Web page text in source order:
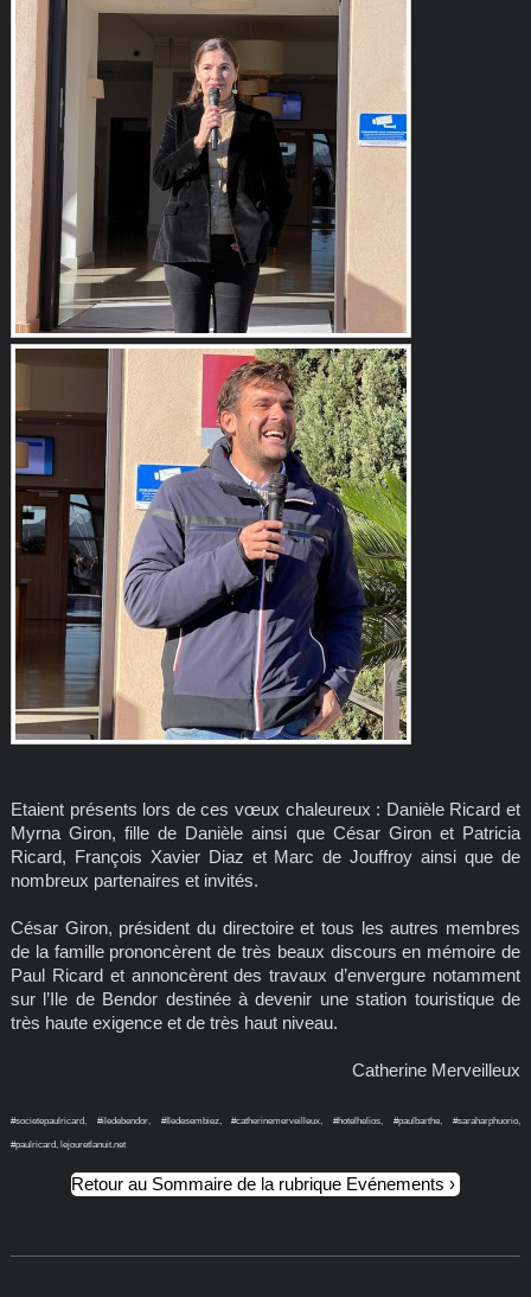
Etaient présents lors de ces vœux chaleureux : Danièle Ricard et
Myrna Giron, fille de Danièle ainsi que César Giron et Patricia
Ricard, François Xavier Diaz et Marc de Jouffroy ainsi que de
nombreux partenaires et invités.
César Giron, président du directoire et tous les autres membres
de la famille prononcèrent de très beaux discours en mémoire de
Paul Ricard et annoncèrent des travaux d’envergure notamment
sur l’Ile de Bendor destinée à devenir une station touristique de
très haute exigence et de très haut niveau.
Catherine Merveilleux
#societepaulricard, #iledebendor, #Iledesembiez, #catherinemerveilleux, #hotelhelios, #paulbarthe, #saraharphuorio,
#paulricard, lejouretlanuit.net
Retour au Sommaire de la rubrique Evénements